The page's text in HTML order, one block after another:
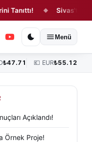
◆ Sivas'ta Tarım
Vefat Edenler Köşe
Menü
₺47.71 💶 EUR₺55.12
Açıklandı!
Örnek Proje!